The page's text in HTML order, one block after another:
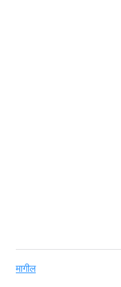
मागील